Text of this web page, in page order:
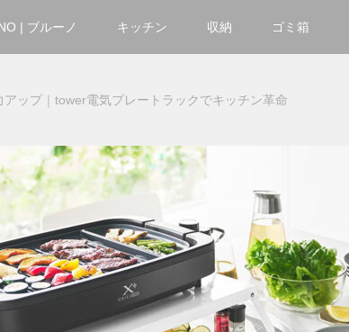
| ブルーノ キッチン 収納 ゴミ箱
ップ｜tower電気プレートラックでキッチン革命